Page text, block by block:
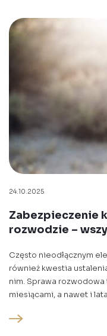
24.10.2025
Zabezpieczenie
rozwodzie –
Często nieodłącznym
również kwestia
nim. Sprawa
miesiącami, a nawet i